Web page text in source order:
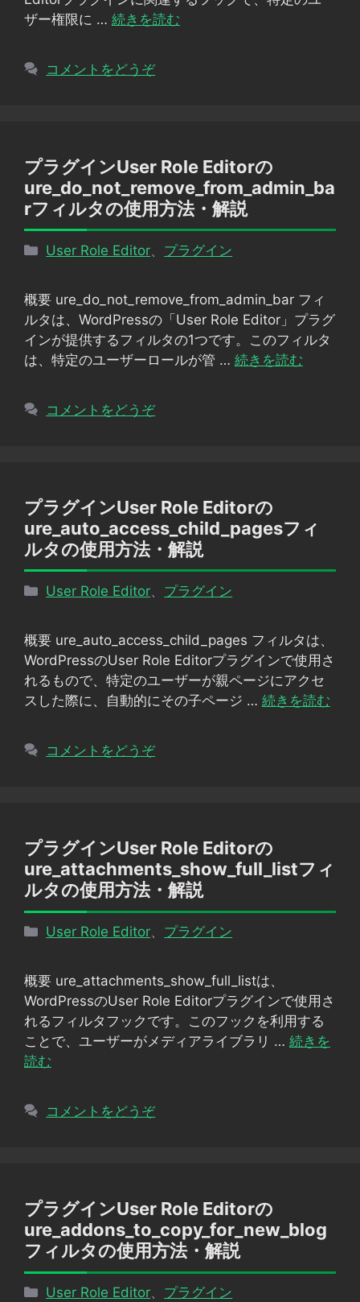
ザー権限に … 続きを読む
コメントをどうぞ
プラグインUser Role Editorの
ure_do_not_remove_from_admin_ba
rフィルタの使用方法・解説
カ
リ
ー
User Role Editor プラグイン
概要 ure_do_not_remove_from_admin_bar フィ
ルタは、WordPressの「User Role Editor」プラグ
インが提供するフィルタの1つです。このフィルタ
は、特定のユーザーロールが管 … 続きを読む
コメントをどうぞ
プラグインUser Role Editorの
ure_auto_access_child_pagesフィ
ルタの使用方法・解説
カ
リ
ー
User Role Editor プラグイン
概要 ure_auto_access_child_pages フィルタは、
WordPressのUser Role Editorプラグインで使用さ
れるもので、特定のユーザーが親ページにアクセ
スした際に、自動的にその子ページ … 続きを読む
コメントをどうぞ
プラグインUser Role Editorの
ure_attachments_show_full_listフィ
ルタの使用方法・解説
カ
リ
ー
User Role Editor、 プラグイン
概要 ure_attachments_show_full_listは、
WordPressのUser Role Editorプラグインで使用さ
れるフィルタフックです。このフックを利用する
ことで、ユーザーがメディアライブラリ … 続きを
読む
コメントをどうぞ
プラグインUser Role Editorの
ure_addons_to_copy_for_new_blog
フィルタの使用方法・解説
カ
User Role Editor、 プラグイン